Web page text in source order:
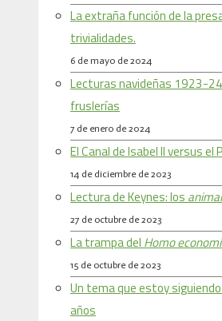
La extraña función de la
trivialidades.
6 de mayo de 2024
Lecturas navideñas 1923-
fruslerías
7 de enero de 2024
El Canal de Isabel II versus el
14 de diciembre de 2023
Lectura de Keynes: los
27 de octubre de 2023
La trampa del Homo
15 de octubre de 2023
Un tema que estoy
años